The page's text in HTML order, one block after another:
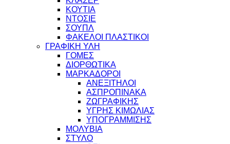
ΚΟΥΤΙΑ
ΝΤΟΣΙΕ
ΣΟΥΠΛ
ΦΑΚΕΛΟΙ ΠΛΑΣΤΙΚΟΙ
ΓΡΑΦΙΚΗ ΥΛΗ
ΓΟΜΕΣ
ΔΙΟΡΘΩΤΙΚΑ
ΜΑΡΚΑΔΟΡΟΙ
ΑΝΕΞΙΤΗΛΟΙ
ΑΣΠΡΟΠΙΝΑΚΑ
ΖΩΓΡΑΦΙΚΗΣ
ΥΓΡΗΣ ΚΙΜΩΛΙΑΣ
ΥΠΟΓΡΑΜΜΙΣΗΣ
ΜΟΛΥΒΙΑ
ΣΤΥΛΟ